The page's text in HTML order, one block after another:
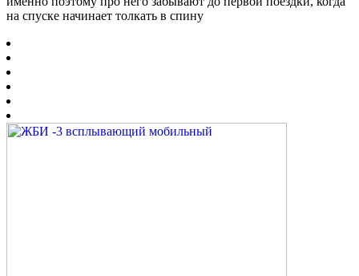
на спуске начинает толкать в спину